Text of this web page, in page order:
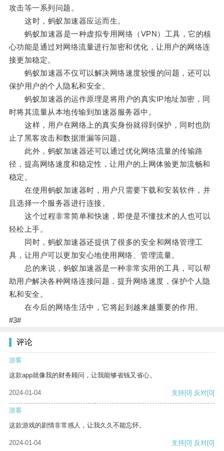
攻击等一系列问题。
这时，蚂蚁加速器应运而生。
蚂蚁加速器是一种虚拟专用网络（VPN）工具，它的核
心功能是通过对网络流量进行加密和优化，让用户的网络连
接更加稳定。
蚂蚁加速器不仅可以解决网络速度较慢的问题，还可以
保护用户的个人隐私和安全。
蚂蚁加速器的运作原理是将用户的真实IP地址加密，同
时将其流量从本地传输到加速器服务器中。
这样，用户在网络上的真实身份就得到保护，同时也防
止了黑客攻击和数据泄漏等问题。
此外，蚂蚁加速器还可以通过优化网络流量的传输路
径，提高网络速度和稳定性，让用户的上网体验更加流畅和
稳定。
在使用蚂蚁加速器时，用户只需要下载和安装软件，并
且选择一个服务器进行连接。
这个过程非常简单和快速，即使是不懂技术的人也可以
轻松上手。
同时，蚂蚁加速器还提供了很多的安全和网络管理工
具，让用户可以更加安心地使用网络、管理流量。
总的来说，蚂蚁加速器是一种非常实用的工具，可以帮
助用户解决各种网络连接问题，提升网络速度，保护个人隐
私和安全。
在今后的网络生活中，它将起到越来越重要的作用。
#3#
评论
游客
这款app就像我的财务顾问，让我能够省钱又省心。
2024-01-04 支持[0] 反对[0]
游客
这款游戏的剧情非常感人，让我久久不能忘怀。
2024-01-04 支持[0] 反对[0]